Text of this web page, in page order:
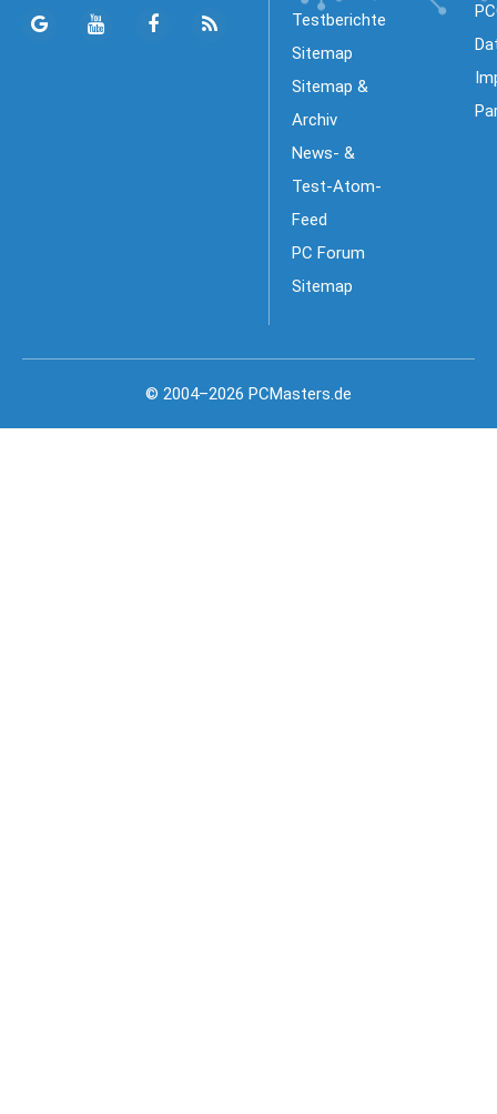
Testberichte
Sitemap
Sitemap &
Archiv
News- &
Test-Atom-
Feed
PC Forum
Sitemap
© 2004–2026 PCMasters.de